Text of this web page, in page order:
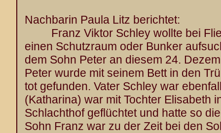
Nachbarin Paula Litz berichtet:
Franz Viktor Schley wollte bei
einen Schutzraum oder Bunker
dem Sohn Peter an diesem 24.
Peter wurde mit seinem Bett in den
tot gefunden. Vater Schley war
(Katharina) war mit Tochter Elisabeth
Schlachthof geflüchtet und hatte so
Sohn Franz war zu der Zeit bei den